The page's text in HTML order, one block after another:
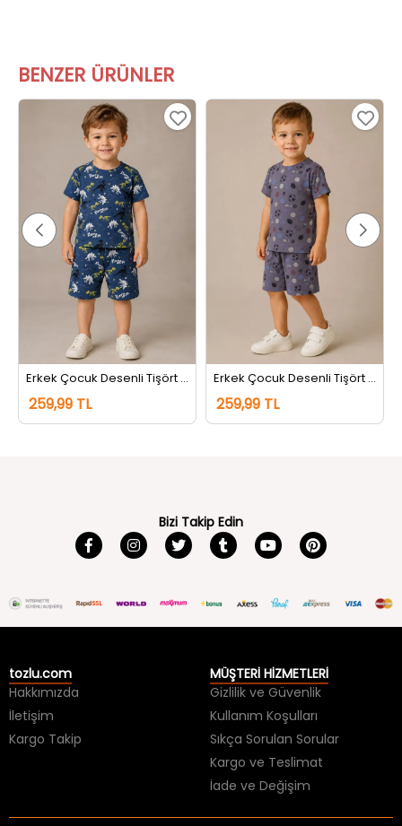
BENZER ÜRÜNLER
Erkek Çocuk Desenli Tişört Şort İkili Takım Lacivert
259,99 TL
Erkek Çocuk Desenli Tişört Şort İkili Takım Füme
259,99 TL
Bizi Takip Edin
tozlu.com
Hakkımızda
İletişim
Kargo Takip
MÜŞTERİ HİZMETLERİ
Gizlilik ve Güvenlik
Kullanım Koşulları
Sıkça Sorulan Sorular
Kargo ve Teslimat
İade ve Değişim